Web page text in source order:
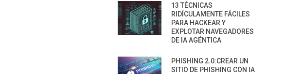
13 TÉCNICAS
RIDÍCULAMENTE FÁCILES
PARA HACKEAR Y
EXPLOTAR NAVEGADORES
DE IA AGÉNTICA
PHISHING 2.0:CREAR UN
SITIO DE PHISHING CON IA